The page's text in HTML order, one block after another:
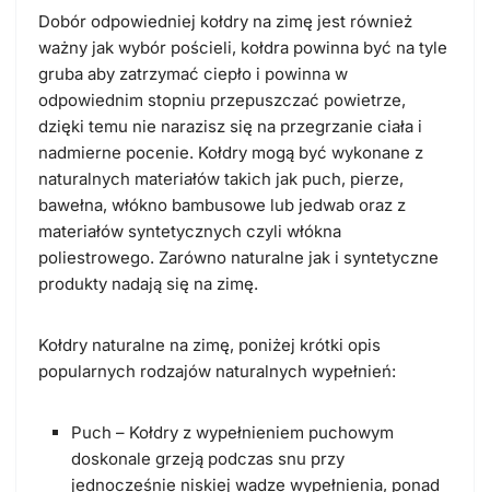
Dobór odpowiedniej kołdry na zimę jest również
ważny jak wybór pościeli, kołdra powinna być na tyle
gruba aby zatrzymać ciepło i powinna w
odpowiednim stopniu przepuszczać powietrze,
dzięki temu nie narazisz się na przegrzanie ciała i
nadmierne pocenie. Kołdry mogą być wykonane z
naturalnych materiałów takich jak puch, pierze,
bawełna, włókno bambusowe lub jedwab oraz z
materiałów syntetycznych czyli włókna
poliestrowego. Zarówno naturalne jak i syntetyczne
produkty nadają się na zimę.
Kołdry naturalne na zimę, poniżej krótki opis
popularnych rodzajów naturalnych wypełnień:
Puch – Kołdry z wypełnieniem puchowym
doskonale grzeją podczas snu przy
jednocześnie niskiej wadze wypełnienia, ponad